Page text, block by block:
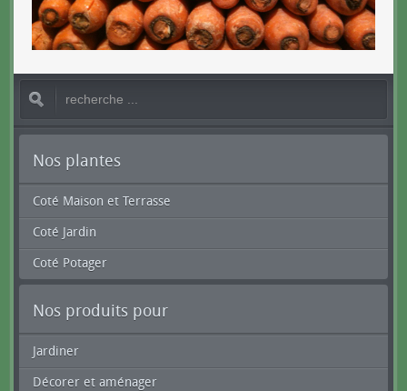
Nos plantes
Coté Maison et Terrasse
Coté Jardin
Coté Potager
Nos produits pour
Jardiner
Décorer et aménager